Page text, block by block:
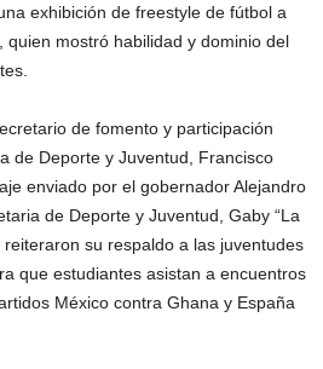
exhibición de freestyle de fútbol a
quien mostró habilidad y dominio del
de fomento y participación
de Deporte y Juventud, Francisco
enviado por el gobernador Alejandro
de Deporte y Juventud, Gaby “La
reiteraron su respaldo a las juventudes
que estudiantes asistan a encuentros
México contra Ghana y España